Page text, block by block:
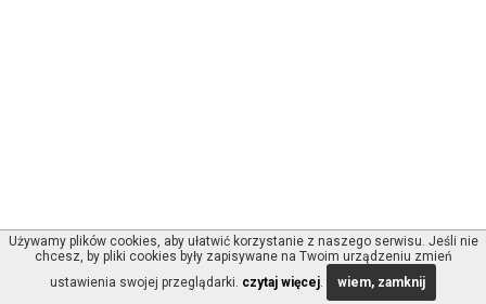
Używamy plików cookies, aby ułatwić korzystanie z naszego serwisu. Jeśli nie
chcesz, by pliki cookies były zapisywane na Twoim urządzeniu zmień
ustawienia swojej przeglądarki. czytaj więcej. wiem, zamknij